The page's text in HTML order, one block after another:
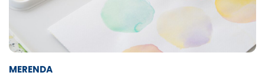
MERENDA